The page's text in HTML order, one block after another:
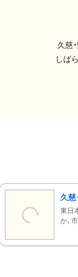
久慈
しば
久慈
東日
か、